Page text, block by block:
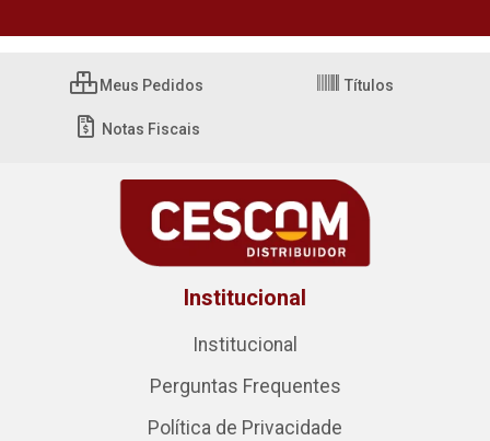
Meus Pedidos Títulos
Notas Fiscais
Institucional
Institucional
Perguntas Frequentes
Política de Privacidade